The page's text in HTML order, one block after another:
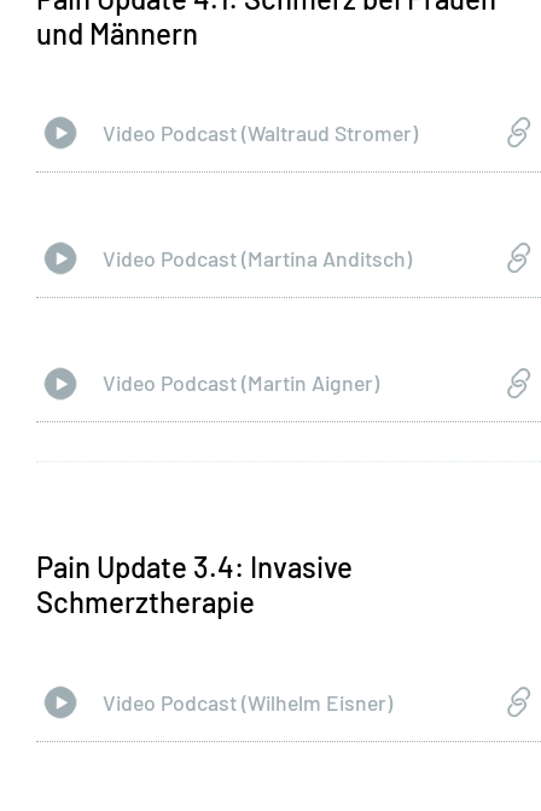
und Männern
Video Podcast (Waltraud Stromer)
Video Podcast (Martina Anditsch)
Video Podcast (Martin Aigner)
Pain Update 3.4: Invasive
Schmerztherapie
Video Podcast (Wilhelm Eisner)